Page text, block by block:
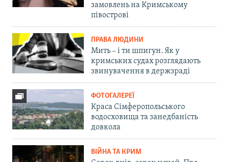
замовлень на Кримському
півострові
ПРАВА ЛЮДИНИ
Мить – і ти шпигун. Як у
кримських судах розглядають
звинувачення в держзраді
ФОТОГАЛЕРЕЇ
Краса Сімферопольського
водосховища та занедбаність
довкола
ВІЙНА ТА КРИМ